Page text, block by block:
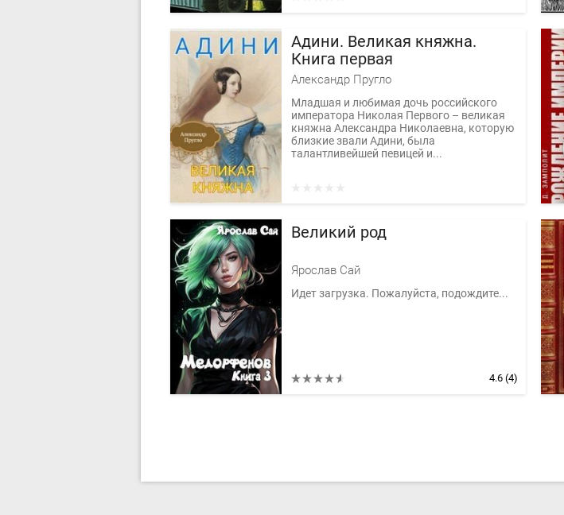
Адини. Великая княжна.
Книга первая
Александр Пругло
Младшая и любимая дочь российского
императора Николая Первого – великая
княжна Александра Николаевна, которую
близкие звали Адини, была
талантливейшей певицей и...
Великий род
Ярослав Сай
Идет загрузка. Пожалуйста, подождите...
4.6 (4)